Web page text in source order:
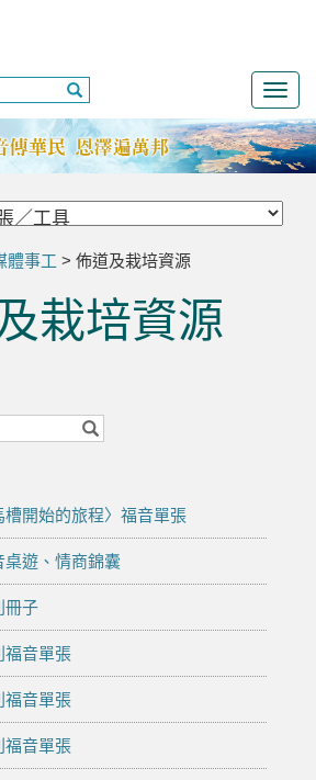
體事工 > 佈道及栽培資源
栽培資源
開始的旅程〉福音單張
桌遊、情商錦囊
冊子
福音單張
福音單張
福音單張